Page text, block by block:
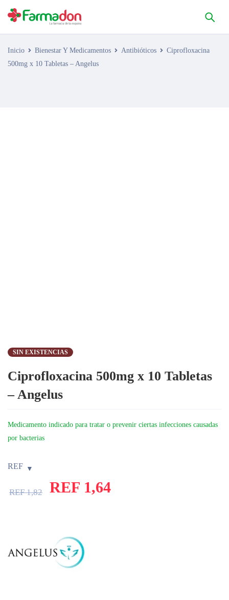
Inicio Bienestar Y Medicamentos Antibióticos
Ciprofloxacina
500mg x 10 Tabletas – Angelus
SIN EXISTENCIAS
Ciprofloxacina 500mg x 10 Tabletas
– Angelus
Medicamento indicado para tratar o prevenir ciertas infecciones causadas
por bacterias
REF
REF1,82 REF 1,64